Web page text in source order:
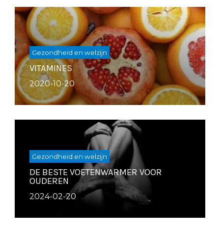
Gezondheid en welzijn
VITAMINES
2020-10-20
Gezondheid en welzijn
DE BESTE VOETENWARMER VOOR
OUDEREN
2024-02-20